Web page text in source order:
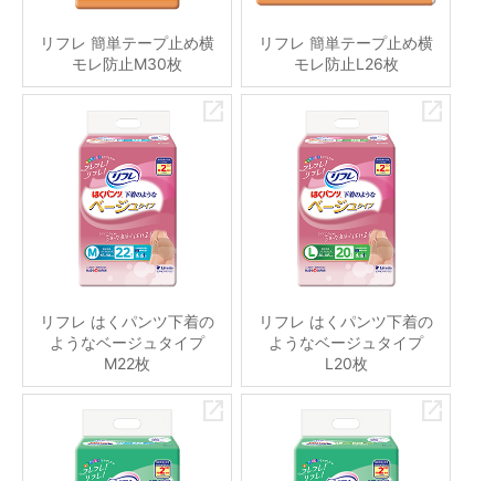
リフレ 簡単テープ止め横
モレ防止M30枚
リフレ 簡単テープ止め横
モレ防止L26枚
リフレ はくパンツ下着の
ようなベージュタイプ
M22枚
リフレ はくパンツ下着の
ようなベージュタイプ
L20枚